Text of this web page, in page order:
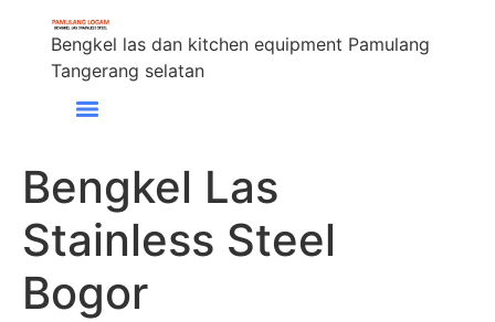
Bengkel las dan kitchen equipment Pamulang
Tangerang selatan
Bengkel Las
Stainless Steel
Bogor